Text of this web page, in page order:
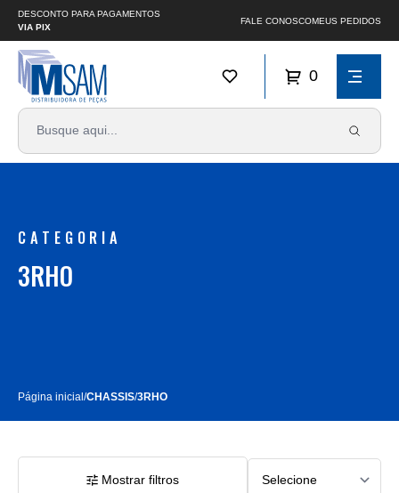
DESCONTO PARA PAGAMENTOS
VIA PIX
FALE CONOSCOMEUS PEDIDOS
0
CATEGORIA
3RHO
Página inicial/CHASSIS/3RHO
Mostrar filtros